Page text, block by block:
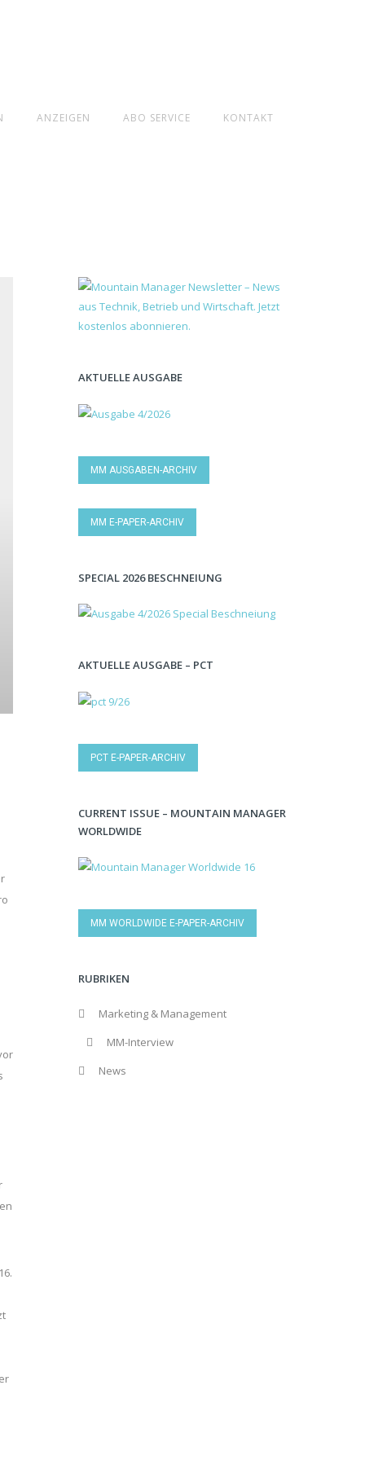
ANZEIGEN ABO SERVICE KONTAKT
AKTUELLE AUSGABE
MM AUSGABEN-ARCHIV
MM E-PAPER-ARCHIV
SPECIAL 2026 BESCHNEIUNG
AKTUELLE AUSGABE – PCT
PCT E-PAPER-ARCHIV
CURRENT ISSUE – MOUNTAIN MANAGER
WORLDWIDE
MM WORLDWIDE E-PAPER-ARCHIV
RUBRIKEN
Marketing & Management
MM-Interview
News